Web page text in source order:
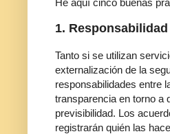
He aquí cinco buenas
1.
Tanto si se utilizan
externalización de la
responsabilidades entre
transparencia en torno a
previsibilidad. Los
registrarán quién las